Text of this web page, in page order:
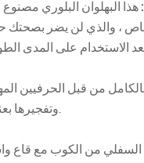
هذا البهلوان البلوري
، والذي لن يضر بصحتك
من قبل الحرفيين
وتفجيرها بعناية.
السفلي من الكوب مع قاع